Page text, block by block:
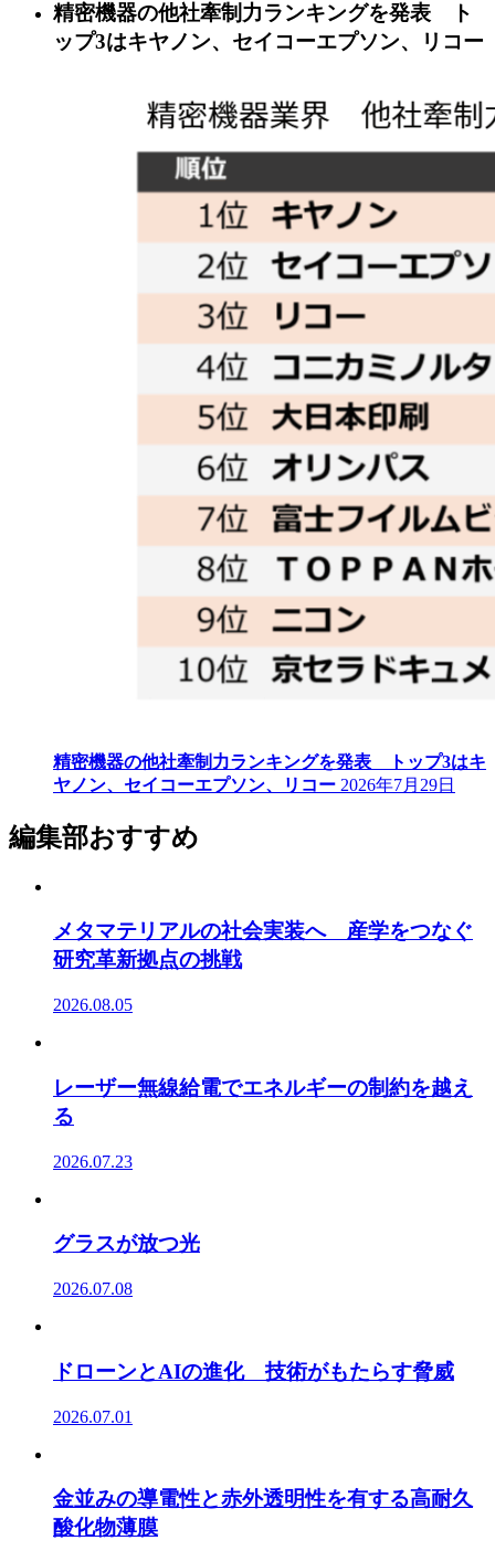
精密機器の他社牽制力ランキングを発表 ト
ップ3はキヤノン、セイコーエプソン、リコー
精密機器の他社牽制力ランキングを発表 トップ3はキ
ヤノン、セイコーエプソン、リコー 2026年7月29日
編集部おすすめ
メタマテリアルの社会実装へ 産学をつなぐ
研究革新拠点の挑戦
2026.08.05
レーザー無線給電でエネルギーの制約を越え
る
2026.07.23
グラスが放つ光
2026.07.08
ドローンとAIの進化 技術がもたらす脅威
2026.07.01
金並みの導電性と赤外透明性を有する高耐久
酸化物薄膜